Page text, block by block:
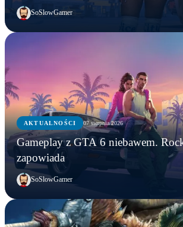
SoSlowGamer
AKTUALNOŚCI 07 sierpnia 2026
Gameplay z GTA 6 niebawem.
zapowiada
SoSlowGamer